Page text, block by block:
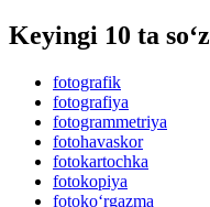
Keyingi 10 ta so‘z
fotografik
fotografiya
fotogrammetriya
fotohavaskor
fotokartochka
fotokopiya
fotoko‘rgazma